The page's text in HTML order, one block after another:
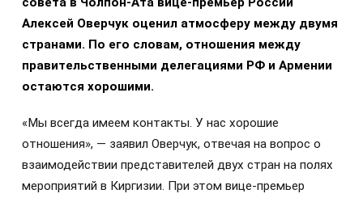
Алексей Оверчук оценил атмосферу между двумя
странами. По его словам, отношения между
правительственными делегациями РФ и Армении
остаются хорошими.
«Мы всегда имеем контакты. У нас хорошие
отношения», — заявил Оверчук, отвечая на вопрос о
взаимодействии представителей двух стран на полях
мероприятий в Киргизии. При этом вице-премьер